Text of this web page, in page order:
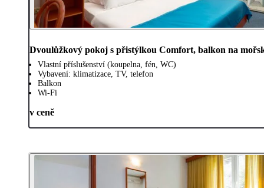
Dvoulůžkový pokoj s přistýlkou Comfort, balkon na
Vlastní příslušenství (koupelna, fén, WC)
Vybavení: klimatizace, TV, telefon
Balkon
Wi-Fi
v ceně